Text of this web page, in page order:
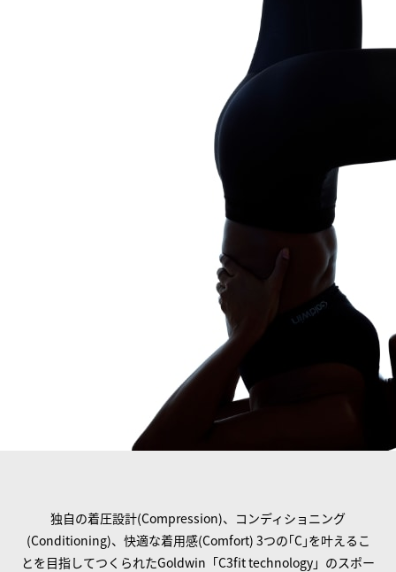
独自の着圧設計(Compression)、コンディショニング
(Conditioning)、快適な着用感(Comfort) 3つの｢C｣を叶えるこ
とを目指してつくられたGoldwin「C3fit technology」のスポー